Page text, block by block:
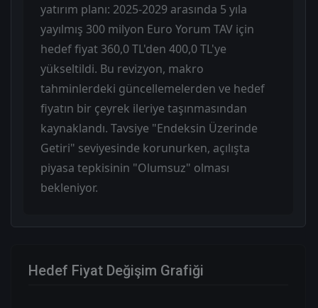
yatırım planı: 2025-2029 arasında 5 yıla
yayılmış 300 milyon Euro Yorum TAV için
hedef fiyat 360,0 TL'den 400,0 TL'ye
yükseltildi. Bu revizyon, makro
tahminlerdeki güncellemelerden ve hedef
fiyatın bir çeyrek ileriye taşınmasından
kaynaklandı. Tavsiye "Endeksin Üzerinde
Getiri" seviyesinde korunurken, açılışta
piyasa tepkisinin "Olumsuz" olması
bekleniyor.
Hedef Fiyat Değişim Grafiği